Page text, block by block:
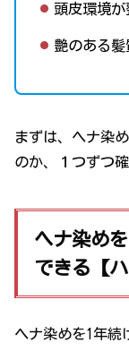
頭皮環境が
艶のある髪
まずは、ヘナ染
のか、１つずつ
ヘナ染め
できる【
ヘナ染めを1年続